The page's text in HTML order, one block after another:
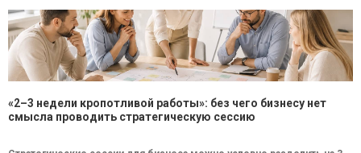
«2–3 недели кропотливой работы»: без чего бизнесу нет
смысла проводить стратегическую сессию